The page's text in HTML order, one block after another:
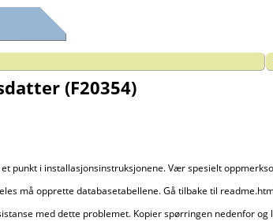
(F20354)
punkt i installasjonsinstruksjonene. Vær spesielt
må opprette databasetabellene. Gå tilbake til
med dette problemet. Kopier spørringen nedenfor